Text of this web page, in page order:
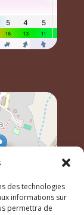
des technologies
informations sur
permettra de